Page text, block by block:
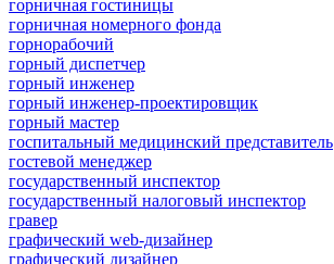
горничная гостиницы
горничная номерного фонда
горнорабочий
горный диспетчер
горный инженер
горный инженер-проектировщик
горный мастер
госпитальный медицинский представитель
гостевой менеджер
государственный инспектор
государственный налоговый инспектор
гравер
графический web-дизайнер
графический дизайнер